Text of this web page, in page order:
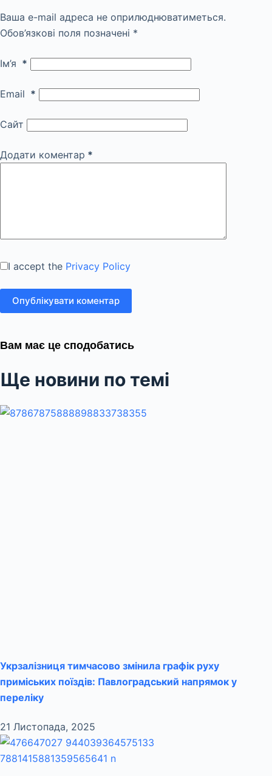
Ваша e-mail адреса не оприлюднюватиметься.
Обов’язкові поля позначені *
Ім’я *
Email *
Сайт
Додати коментар *
I accept the Privacy Policy
Опублікувати коментар
Вам має це сподобатись
Ще новини по темі
Укрзалізниця тимчасово змінила графік руху
приміських поїздів: Павлоградський напрямок у
переліку
21 Листопада, 2025